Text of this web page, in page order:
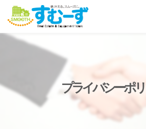
プライバシーポ